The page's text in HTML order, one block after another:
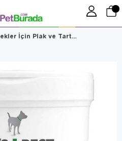
Vets Best Köpekler İçin Plak ve Tartar Ağız Bakım Tozu 90 gr